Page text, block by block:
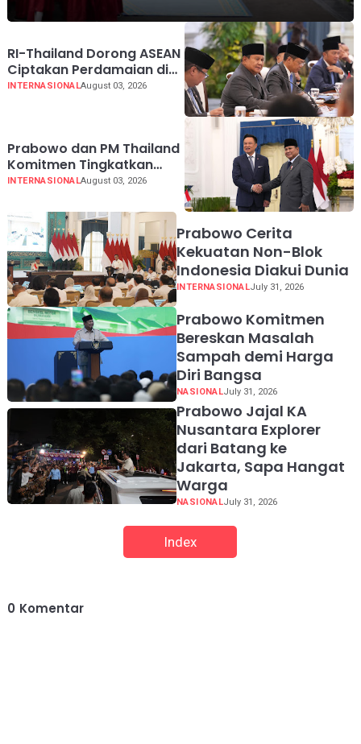
RI-Thailand Dorong ASEAN
Ciptakan Perdamaian di
Myanmar Lewat
INTERNASIONALAugust 03, 2026
Prabowo dan PM Thailand
Komitmen Tingkatkan
Perdagangan hingga USD
INTERNASIONALAugust 03, 2026
Prabowo Cerita
Kekuatan Non-Blok
Indonesia Diakui Dunia
INTERNASIONALJuly 31, 2026
Prabowo Komitmen
Bereskan Masalah
Sampah demi Harga
Diri Bangsa
NASIONALJuly 31, 2026
Prabowo Jajal KA
Nusantara Explorer
dari Batang ke
Jakarta, Sapa Hangat
Warga
NASIONALJuly 31, 2026
Index
0 Komentar